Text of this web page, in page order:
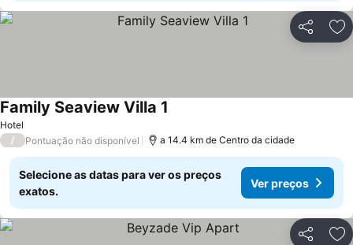
Partilhar
Hotel
Family Seaview Villa 1
/ Pontuação não disponível a 14.4 km de Centro da cidade
Selecione as datas para ver os preços
exatos.
Ver preços
Partilhar